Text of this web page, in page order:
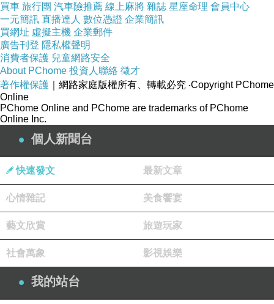
買車 旅行團 汽車險推薦 線上麻將 雜誌 星座命理 會員中心
一元簡訊 直播達人 數位憑證 企業簡訊
買網址 虛擬主機 企業郵件
廣告刊登 隱私權聲明
消費者保護 兒童網路安全
About PChome 投資人聯絡 徵才
著作權保護 ｜網路家庭版權所有、轉載必究 ‧Copyright PChome
Online
PChome Online and PChome are trademarks of PChome
Online Inc.
個人新聞台
快速發文 最新文章
心情雜記 美食饗宴
藝文欣賞 旅遊玩家
社會萬象 影視娛樂
我的站台